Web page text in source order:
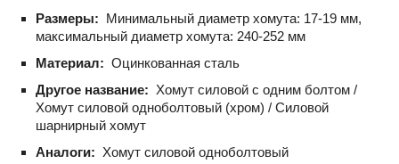
Размеры: Минимальный диаметр хомута: 17-19 мм,
максимальный диаметр хомута: 240-252 мм
Материал: Оцинкованная сталь
Другое название: Хомут силовой с одним болтом /
Хомут силовой одноболтовый (хром) / Силовой
шарнирный хомут
Аналоги: Хомут силовой одноболтовый